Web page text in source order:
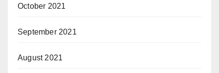
October 2021
September 2021
August 2021